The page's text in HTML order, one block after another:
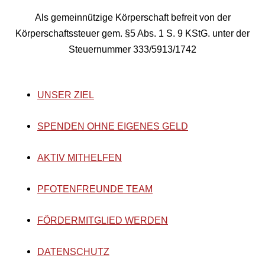
Als gemeinnützige Körperschaft befreit von der
Körperschaftssteuer gem. §5 Abs. 1 S. 9 KStG. unter der
Steuernummer 333/5913/1742
UNSER ZIEL
SPENDEN OHNE EIGENES GELD
AKTIV MITHELFEN
PFOTENFREUNDE TEAM
FÖRDERMITGLIED WERDEN
DATENSCHUTZ